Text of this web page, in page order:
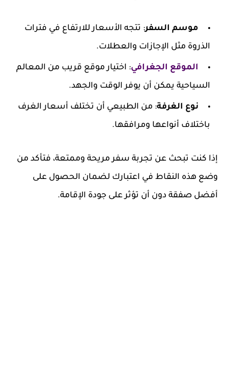
موسم السفر: تتجه الأسعار للارتفاع في فترات
الذروة مثل الإجازات والعطلات.
الموقع الجغرافي: اختيار موقع قريب من المعالم
السياحية يمكن أن يوفر الوقت والجهد.
نوع الغرفة: من الطبيعي أن تختلف أسعار الغرف
باختلاف أنواعها ومرافقها.
إذا كنت تبحث عن تجربة سفر مريحة وممتعة، فتأكد من
وضع هذه النقاط في اعتبارك لضمان الحصول على
أفضل صفقة دون أن تؤثر على جودة الإقامة.